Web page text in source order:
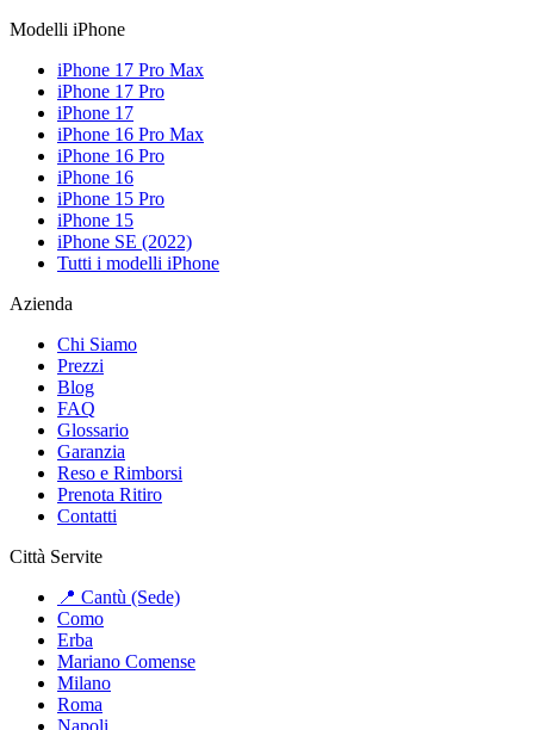
Modelli iPhone
iPhone 17 Pro Max
iPhone 17 Pro
iPhone 17
iPhone 16 Pro Max
iPhone 16 Pro
iPhone 16
iPhone 15 Pro
iPhone 15
iPhone SE (2022)
Tutti i modelli iPhone
Azienda
Chi Siamo
Prezzi
Blog
FAQ
Glossario
Garanzia
Reso e Rimborsi
Prenota Ritiro
Contatti
Città Servite
📍 Cantù (Sede)
Como
Erba
Mariano Comense
Milano
Roma
Napoli